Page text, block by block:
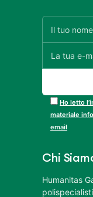
Ho letto
materiale
email
Chi
Humanitas